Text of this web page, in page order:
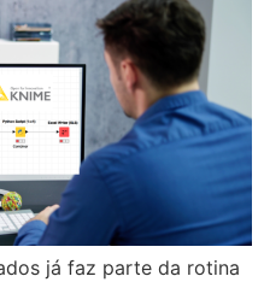
já faz parte da rotina